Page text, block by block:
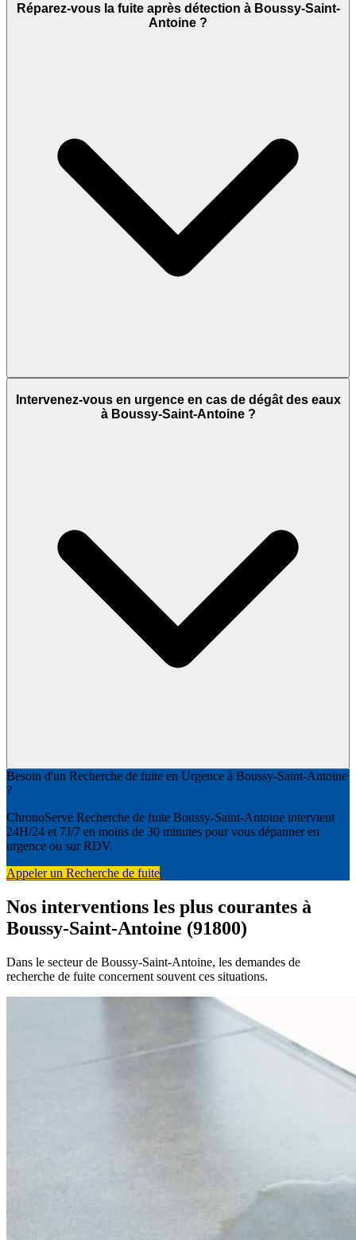
Réparez-vous la fuite après détection à Boussy-Saint-
Antoine ?
Intervenez-vous en urgence en cas de dégât des eaux
à Boussy-Saint-Antoine ?
Besoin d'un Recherche de fuite en Urgence à Boussy-Saint-Antoine
?
ChronoServe Recherche de fuite Boussy-Saint-Antoine intervient
24H/24 et 7J/7 en moins de 30 minutes pour vous dépanner en
urgence ou sur RDV.
Appeler un Recherche de fuite
Nos interventions les plus courantes à
Boussy-Saint-Antoine (91800)
Dans le secteur de Boussy-Saint-Antoine, les demandes de
recherche de fuite concernent souvent ces situations.